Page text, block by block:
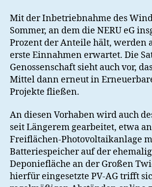
Mit der Inbetriebnahme des
Sommer, an dem die NERU eG
Prozent der Anteile hält, werden
erste Einnahmen erwartet. Die
Genossenschaft sieht auch vor,
Mittel dann erneut in
Projekte fließen.
An diesen Vorhaben wird auch
seit Längerem gearbeitet, etwa
Freiflächen-Photovoltaikanlage
Batteriespeicher auf der
Deponiefläche an der Großen
hierfür eingesetzte PV-AG trifft